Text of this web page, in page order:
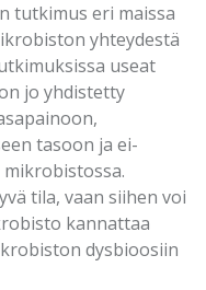
tutkimus eri maissa
yhteydestä
useat
jo yhdistetty
tasoon ja ei-
tila, vaan siihen voi
kannattaa
dysbioosiin